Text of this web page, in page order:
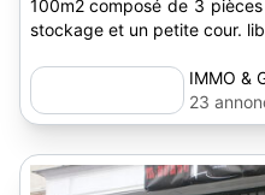
100m2 composé de 3 pièces ou bureaux, avec un pièce de
IMMO &
23